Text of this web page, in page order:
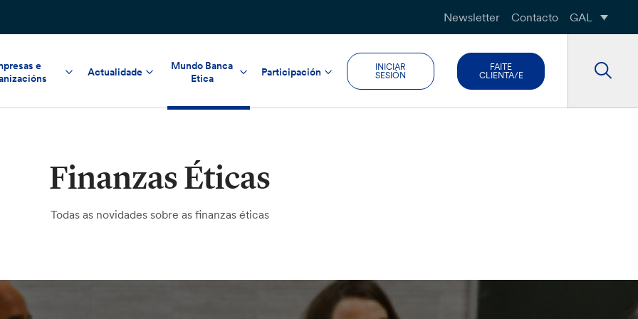
Newsletter Contacto GAL
e
Actualidade
Mundo Banca
Etica
Participación
INICIAR
SESIÓN
FAITE
CLIENTA/E
Finanzas Éticas
Todas as novidades sobre as finanzas éticas